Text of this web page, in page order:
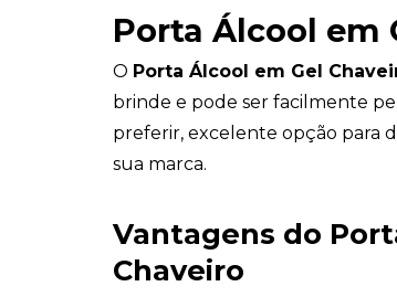
Porta Álcool em
O Porta Álcool em Gel
brinde e pode ser facilmente
preferir, excelente opção para
sua marca.
Vantagens do
Chaveiro